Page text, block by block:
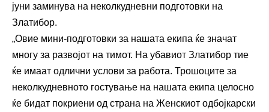
јуни заминува на неколкудневни подготовки на
Златибор.
„Овие мини-подготовки за нашата екипа ќе значат
многу за развојот на тимот. На убавиот Златибор тие
ќе имаат одлични услови за работа. Трошоците за
неколкудневното гостување на нашата екипа целосно
ќе бидат покриени од страна на Женскиот одбојкарски